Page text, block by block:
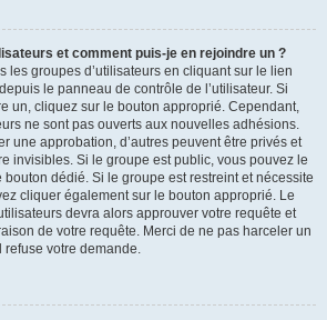
et comment puis-je en rejoindre un ?
les groupes d’utilisateurs en cliquant sur le lien
le panneau de contrôle de l’utilisateur. Si
un, cliquez sur le bouton approprié. Cependant,
ne sont pas ouverts aux nouvelles adhésions.
une approbation, d’autres peuvent être privés et
invisibles. Si le groupe est public, vous pouvez le
dédié. Si le groupe est restreint et nécessite
cliquer également sur le bouton approprié. Le
devra alors approuver votre requête et
de votre requête. Merci de ne pas harceler un
refuse votre demande.